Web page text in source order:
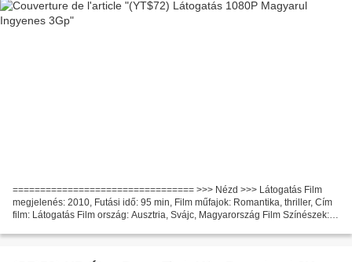
================================= >>> Nézd >>> Látogatás Film
megjelenés: 2010, Futási idő: 95 min, Film műfajok: Romantika, thriller, Cím
film: Látogatás Film ország: Ausztria, Svájc, Magyarország Film Színészek: